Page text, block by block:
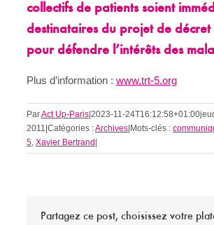
collectifs de patients soient
destinataires du projet de décret
pour défendre l’intérêts des
Plus d’information : www.trt-5.org
ParAct Up-Paris|2023-11-24T16:12:58+01:00
2011 |Catégories :Archives|Mots-clés :
5 Xavier Bertrand|
Partagez ce post, choisissez votre